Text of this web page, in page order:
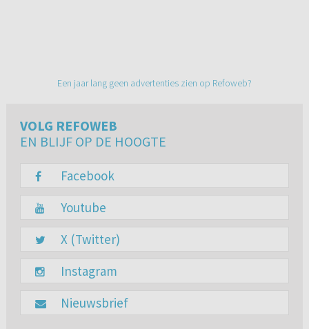
Een jaar lang geen advertenties zien op Refoweb?
VOLG REFOWEB
EN BLIJF OP DE HOOGTE
Facebook
Youtube
X (Twitter)
Instagram
Nieuwsbrief